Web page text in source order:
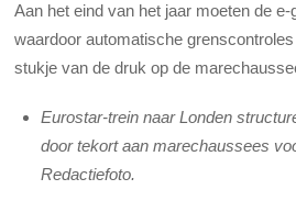
Aan het eind van het jaar moeten de
waardoor automatische
stukje van de druk op de
Eurostar-trein naar Londen
door tekort aan marechaussees
Redactiefoto.